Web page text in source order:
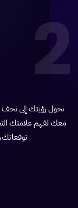
2
نحول رؤيتك إلى تحف
معك لفهم علامتك